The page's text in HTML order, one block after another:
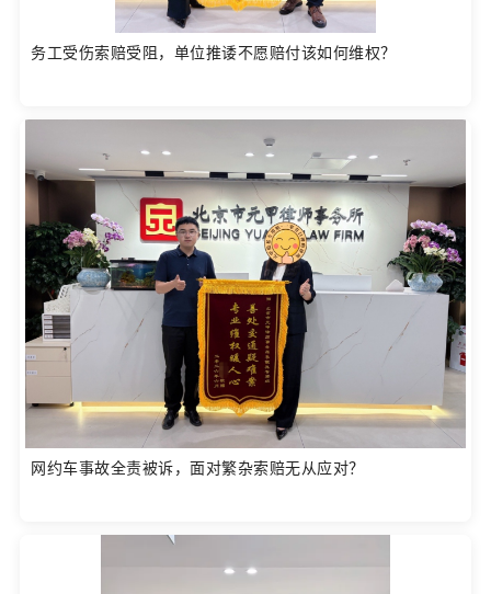
务工受伤索赔受阻，单位推诿不愿赔付该如何维权？
网约车事故全责被诉，面对繁杂索赔无从应对？